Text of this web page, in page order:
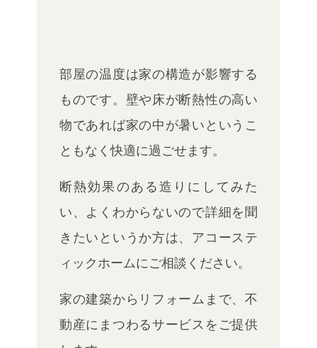
部屋の温度は家の構造が影響する
ものです。壁や床が断熱性の高い
物であれば家の中が暑いというこ
ともなく快適に過ごせます。
断熱効果のある造りにしてみた
い、よくわからないので詳細を聞
きたいというか方は、アコーステ
ィックホームにご相談ください。
家の建築からリフォームまで、不
動産にまつわるサービスをご提供